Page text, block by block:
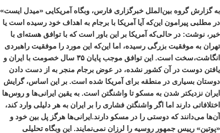
به گزارش گروه بین‌الملل خبرگزاری فارس، وبگاه آمریکایی «میدل ایست»
در مطلبی پیرامون این‌که آیا آمریکا با برجام به اهداف خود رسیده است یا
خیر، نوشت: در حالی‌که آمریکا بر این باور است که با توافق هسته‌ای با
تهران به موفقیت بزرگی رسیده، اما این‌که این مورد را موفقیت راهبردی
انگاشت،سخت است. این توافق موجب پایان ۳۵ سال خصومت با ایران و
یافتن دوست در آن کشور نشده، در عوض برجام منجر به از دست دادن
دوستان بسیاری در منطقه برای آمریکا شده است. بر این اساس، گرایش
ایران نزدیکتر شدن به مسکو تا واشنگتن است. به یقین ایرانی‌ها و روس‌ها
اختلافاتی دارند اما اگر واشنگتن فشاری را بر ایران به هر دلیلی وارد کند،
آن‌ها می‌دانند که دوستی را در مسکو دارند.ایرانی‌ها هرگز پل بین خود و
«پوتین» رییس جمهور روسیه را لرزان نمی‌نمایند. این وبگاه تحلیلی